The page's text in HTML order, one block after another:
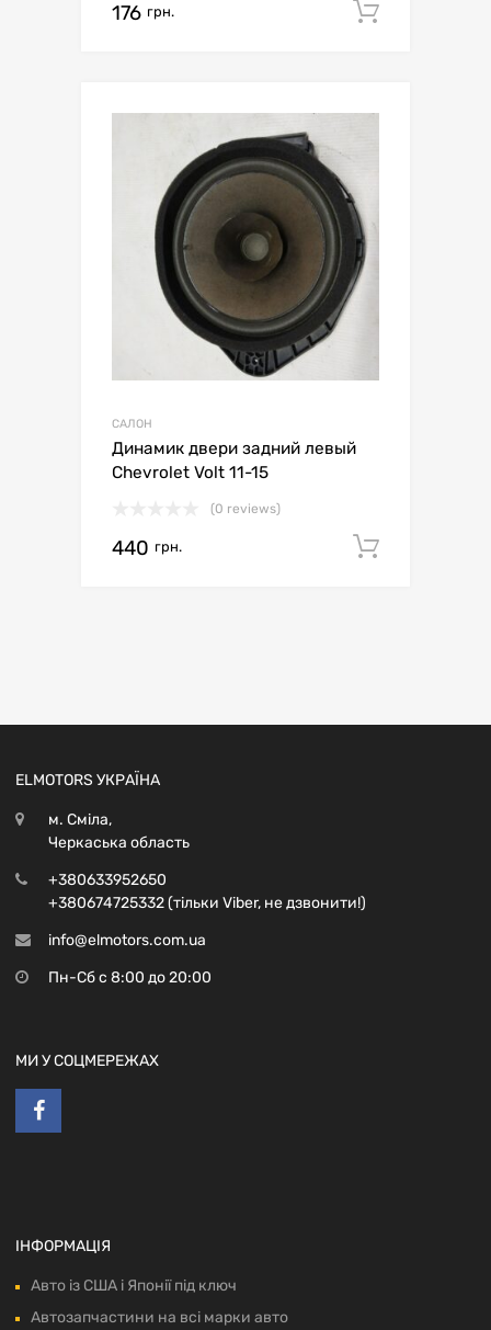
176 грн.
САЛОН
Динамик двери задний левый
Chevrolet Volt 11-15
(0 reviews)
440 грн.
ELMOTORS УКРАЇНА
м. Сміла,
Черкаська область
+380633952650
+380674725332 (тільки Viber, не дзвонити!)
info@elmotors.com.ua
Пн-Сб с 8:00 до 20:00
МИ У СОЦМЕРЕЖАХ
ІНФОРМАЦІЯ
Авто із США і Японії під ключ
Автозапчастини на всі марки авто